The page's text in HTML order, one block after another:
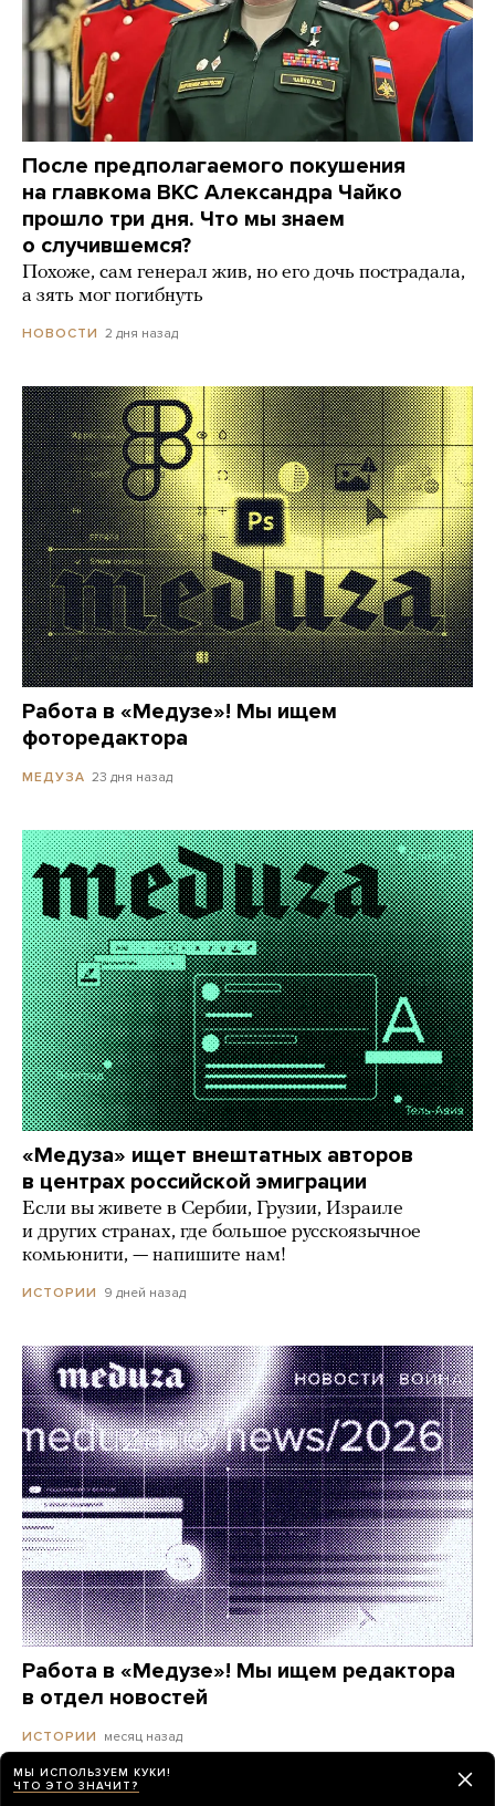
После предполагаемого покушения
на главкома ВКС Александра Чайко
прошло три дня. Что мы знаем
о случившемся?
Похоже, сам генерал жив, но его дочь пострадала,
а зять мог погибнуть
НОВОСТИ 2 дня назад
Работа в «Медузе»! Мы ищем
фоторедактора
МЕДУЗА 23 дня назад
«Медуза» ищет внештатных авторов
в центрах российской эмиграции
Если вы живете в Сербии, Грузии, Израиле
и других странах, где большое русскоязычное
комьюнити, — напишите нам!
ИСТОРИИ 9 дней назад
Работа в «Медузе»! Мы ищем редактора
в отдел новостей
ИСТОРИИ месяц назад
МЫ ИСПОЛЬЗУЕМ КУКИ!
ЧТО ЭТО ЗНАЧИТ?